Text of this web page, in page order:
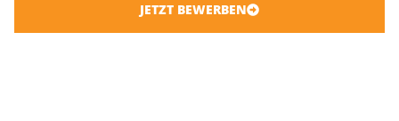
JETZT BEWERBEN